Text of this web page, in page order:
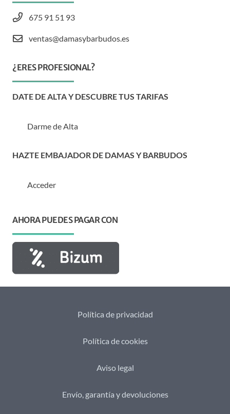
675 91 51 93
ventas@damasybarbudos.es
¿ERES PROFESIONAL?
DATE DE ALTA Y DESCUBRE TUS TARIFAS
Darme de Alta
HAZTE EMBAJADOR DE DAMAS Y BARBUDOS
Acceder
AHORA PUEDES PAGAR CON
Política de privacidad
Política de cookies
Aviso legal
Envío, garantía y devoluciones